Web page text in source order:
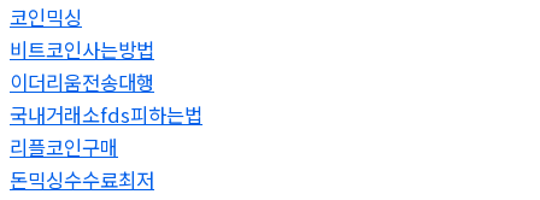
코인믹싱
비트코인사는방법
이더리움전송대행
국내거래소fds피하는법
리플코인구매
돈믹싱수수료최저